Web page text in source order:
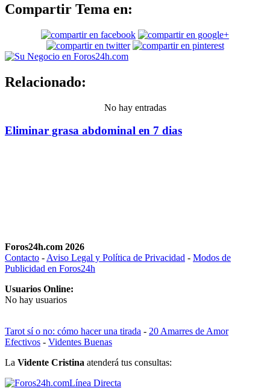
Compartir Tema en:
Relacionado:
No hay entradas
Eliminar grasa abdominal en 7 dias
Foros24h.com 2026
Contacto - Aviso Legal y Política de Privacidad - Modos de
Publicidad en Foros24h
Usuarios Online:
No hay usuarios
Tarot sí o no: cómo hacer una tirada - 20 Amarres de Amor
Efectivos - Videntes Buenas
La Vidente Cristina atenderá tus consultas:
Línea Directa